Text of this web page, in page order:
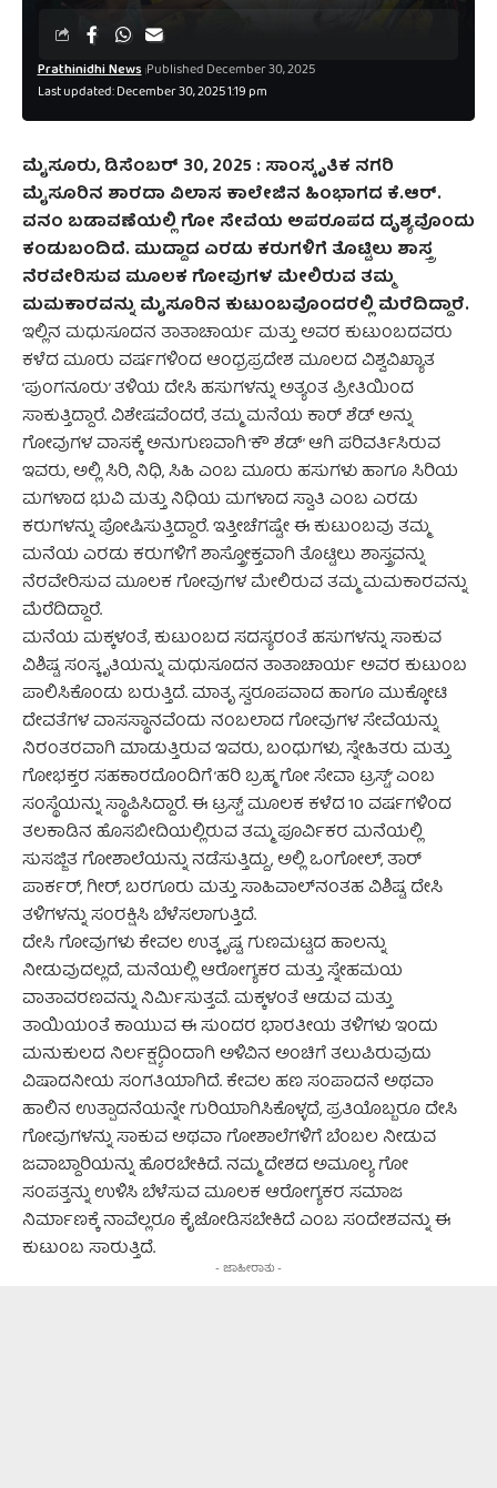
Last updated: December 30, 2025 1:19 pm
Prathinidhi News Published December 30, 2025
ಮೈಸೂರು, ಡಿಸೆಂಬರ್‌ 30, 2025 : ಸಾಂಸ್ಕೃತಿಕ ನಗರಿ
ಮೈಸೂರಿನ ಶಾರದಾ ವಿಲಾಸ ಕಾಲೇಜಿನ ಹಿಂಭಾಗದ ಕೆ.ಆರ್.
ವನಂ ಬಡಾವಣೆಯಲ್ಲಿ ಗೋ ಸೇವೆಯ ಅಪರೂಪದ ದೃಶ್ಯವೊಂದು
ಕಂಡುಬಂದಿದೆ. ಮುದ್ದಾದ ಎರಡು ಕರುಗಳಿಗೆ ತೊಟ್ಟಿಲು ಶಾಸ್ತ್ರ
ನೆರವೇರಿಸುವ ಮೂಲಕ ಗೋವುಗಳ ಮೇಲಿರುವ ತಮ್ಮ
ಮಮಕಾರವನ್ನು ಮೈಸೂರಿನ ಕುಟುಂಬವೊಂದರಲ್ಲಿ ಮೆರೆದಿದ್ದಾರೆ.
ಇಲ್ಲಿನ ಮಧುಸೂದನ ತಾತಾಚಾರ್ಯ ಮತ್ತು ಅವರ ಕುಟುಂಬದವರು
ಕಳೆದ ಮೂರು ವರ್ಷಗಳಿಂದ ಆಂಧ್ರಪ್ರದೇಶ ಮೂಲದ ವಿಶ್ವವಿಖ್ಯಾತ
‘ಪುಂಗನೂರು’ ತಳಿಯ ದೇಸಿ ಹಸುಗಳನ್ನು ಅತ್ಯಂತ ಪ್ರೀತಿಯಿಂದ
ಸಾಕುತ್ತಿದ್ದಾರೆ. ವಿಶೇಷವೆಂದರೆ, ತಮ್ಮ ಮನೆಯ ಕಾರ್ ಶೆಡ್ ಅನ್ನು
ಗೋವುಗಳ ವಾಸಕ್ಕೆ ಅನುಗುಣವಾಗಿ ‘ಕೌ ಶೆಡ್’ ಆಗಿ ಪರಿವರ್ತಿಸಿರುವ
ಇವರು, ಅಲ್ಲಿ ಸಿರಿ, ನಿಧಿ, ಸಿಹಿ ಎಂಬ ಮೂರು ಹಸುಗಳು ಹಾಗೂ ಸಿರಿಯ
ಮಗಳಾದ ಭುವಿ ಮತ್ತು ನಿಧಿಯ ಮಗಳಾದ ಸ್ವಾತಿ ಎಂಬ ಎರಡು
ಕರುಗಳನ್ನು ಪೋಷಿಸುತ್ತಿದ್ದಾರೆ. ಇತ್ತೀಚೆಗಷ್ಟೇ ಈ ಕುಟುಂಬವು ತಮ್ಮ
ಮನೆಯ ಎರಡು ಕರುಗಳಿಗೆ ಶಾಸ್ತ್ರೋಕ್ತವಾಗಿ ತೊಟ್ಟಿಲು ಶಾಸ್ತ್ರವನ್ನು
ನೆರವೇರಿಸುವ ಮೂಲಕ ಗೋವುಗಳ ಮೇಲಿರುವ ತಮ್ಮ ಮಮಕಾರವನ್ನು
ಮೆರೆದಿದ್ದಾರೆ.
ಮನೆಯ ಮಕ್ಕಳಂತೆ, ಕುಟುಂಬದ ಸದಸ್ಯರಂತೆ ಹಸುಗಳನ್ನು ಸಾಕುವ
ವಿಶಿಷ್ಟ ಸಂಸ್ಕೃತಿಯನ್ನು ಮಧುಸೂದನ ತಾತಾಚಾರ್ಯ ಅವರ ಕುಟುಂಬ
ಪಾಲಿಸಿಕೊಂಡು ಬರುತ್ತಿದೆ. ಮಾತೃ ಸ್ವರೂಪವಾದ ಹಾಗೂ ಮುಕ್ಕೋಟಿ
ದೇವತೆಗಳ ವಾಸಸ್ಥಾನವೆಂದು ನಂಬಲಾದ ಗೋವುಗಳ ಸೇವೆಯನ್ನು
ನಿರಂತರವಾಗಿ ಮಾಡುತ್ತಿರುವ ಇವರು, ಬಂಧುಗಳು, ಸ್ನೇಹಿತರು ಮತ್ತು
ಗೋಭಕ್ತರ ಸಹಕಾರದೊಂದಿಗೆ ‘ಹರಿ ಬ್ರಹ್ಮ ಗೋ ಸೇವಾ ಟ್ರಸ್ಟ್’ ಎಂಬ
ಸಂಸ್ಥೆಯನ್ನು ಸ್ಥಾಪಿಸಿದ್ದಾರೆ. ಈ ಟ್ರಸ್ಟ್ ಮೂಲಕ ಕಳೆದ 10 ವರ್ಷಗಳಿಂದ
ತಲಕಾಡಿನ ಹೊಸಬೀದಿಯಲ್ಲಿರುವ ತಮ್ಮ ಪೂರ್ವಿಕರ ಮನೆಯಲ್ಲಿ
ಸುಸಜ್ಜಿತ ಗೋಶಾಲೆಯನ್ನು ನಡೆಸುತ್ತಿದ್ದು, ಅಲ್ಲಿ ಒಂಗೋಲ್, ತಾರ್
ಪಾರ್ಕರ್, ಗೀರ್, ಬರಗೂರು ಮತ್ತು ಸಾಹಿವಾಲ್‌ನಂತಹ ವಿಶಿಷ್ಟ ದೇಸಿ
ತಳಿಗಳನ್ನು ಸಂರಕ್ಷಿಸಿ ಬೆಳೆಸಲಾಗುತ್ತಿದೆ.
ದೇಸಿ ಗೋವುಗಳು ಕೇವಲ ಉತ್ಕೃಷ್ಟ ಗುಣಮಟ್ಟದ ಹಾಲನ್ನು
ನೀಡುವುದಲ್ಲದೆ, ಮನೆಯಲ್ಲಿ ಆರೋಗ್ಯಕರ ಮತ್ತು ಸ್ನೇಹಮಯ
ವಾತಾವರಣವನ್ನು ನಿರ್ಮಿಸುತ್ತವೆ. ಮಕ್ಕಳಂತೆ ಆಡುವ ಮತ್ತು
ತಾಯಿಯಂತೆ ಕಾಯುವ ಈ ಸುಂದರ ಭಾರತೀಯ ತಳಿಗಳು ಇಂದು
ಮನುಕುಲದ ನಿರ್ಲಕ್ಷ್ಯದಿಂದಾಗಿ ಅಳಿವಿನ ಅಂಚಿಗೆ ತಲುಪಿರುವುದು
ವಿಷಾದನೀಯ ಸಂಗತಿಯಾಗಿದೆ. ಕೇವಲ ಹಣ ಸಂಪಾದನೆ ಅಥವಾ
ಹಾಲಿನ ಉತ್ಪಾದನೆಯನ್ನೇ ಗುರಿಯಾಗಿಸಿಕೊಳ್ಳದೆ, ಪ್ರತಿಯೊಬ್ಬರೂ ದೇಸಿ
ಗೋವುಗಳನ್ನು ಸಾಕುವ ಅಥವಾ ಗೋಶಾಲೆಗಳಿಗೆ ಬೆಂಬಲ ನೀಡುವ
ಜವಾಬ್ದಾರಿಯನ್ನು ಹೊರಬೇಕಿದೆ. ನಮ್ಮ ದೇಶದ ಅಮೂಲ್ಯ ಗೋ
ಸಂಪತ್ತನ್ನು ಉಳಿಸಿ ಬೆಳೆಸುವ ಮೂಲಕ ಆರೋಗ್ಯಕರ ಸಮಾಜ
ನಿರ್ಮಾಣಕ್ಕೆ ನಾವೆಲ್ಲರೂ ಕೈಜೋಡಿಸಬೇಕಿದೆ ಎಂಬ ಸಂದೇಶವನ್ನು ಈ
ಕುಟುಂಬ ಸಾರುತ್ತಿದೆ.
- ಜಾಹೀರಾತು -